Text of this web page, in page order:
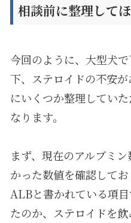
相談前に整理して
今回のように、大型犬
下、ステロイドの不安
にいくつか整理してい
なります。
まず、現在のアルブミ
かった数値を確認して
ALBと書かれている項
たのか、ステロイドを